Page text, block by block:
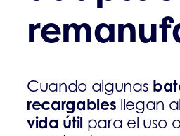
Cuando algunas
recargables llegan al
vida útil para el uso